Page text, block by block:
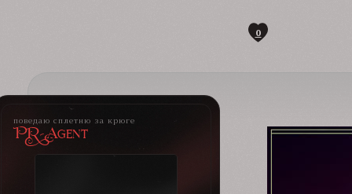
0
поведаю сплетню за крюге
PR-Agent